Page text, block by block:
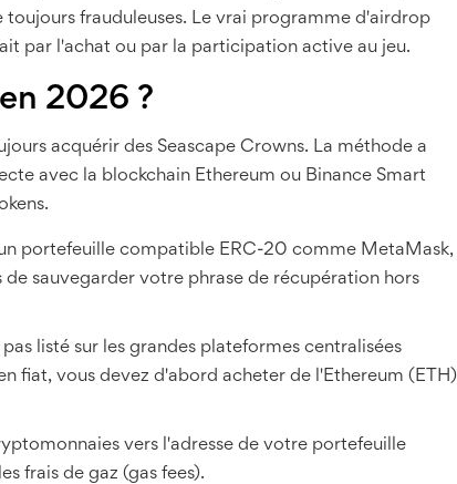
frauduleuses. Le vrai programme d'airdrop
par l'achat ou par la participation active au jeu.
2026 ?
acquérir des Seascape Crowns. La méthode a
avec la blockchain Ethereum ou Binance Smart
portefeuille compatible ERC-20 comme MetaMask,
de sauvegarder votre phrase de récupération hors
pas listé sur les grandes plateformes centralisées
fiat, vous devez d'abord acheter de l'Ethereum (ETH)
vers l'adresse de votre portefeuille
frais de gaz (gas fees).